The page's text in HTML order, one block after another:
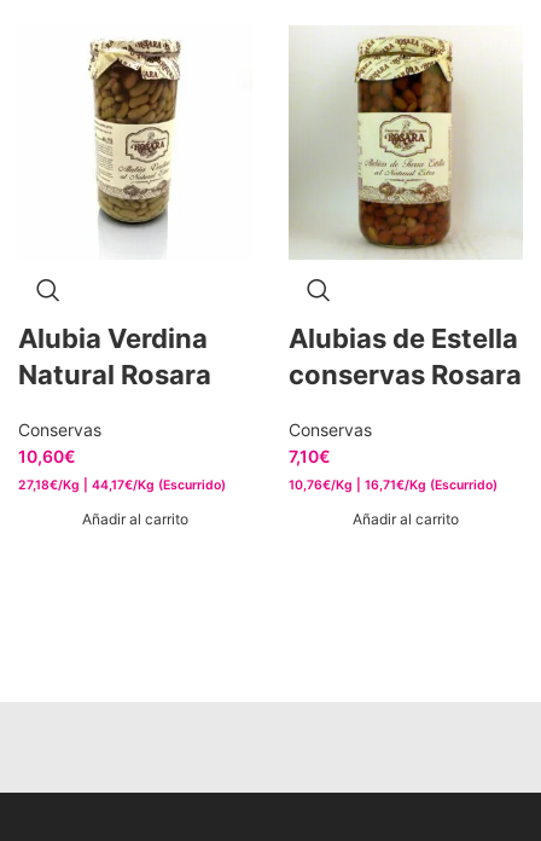
Alubia Verdina
Natural Rosara
Conservas
10,60€
27,18€/Kg | 44,17€/Kg (Escurrido)
Añadir al carrito
Alubias de Estella
conservas Rosara
Conservas
7,10€
10,76€/Kg | 16,71€/Kg (Escurrido)
Añadir al carrito